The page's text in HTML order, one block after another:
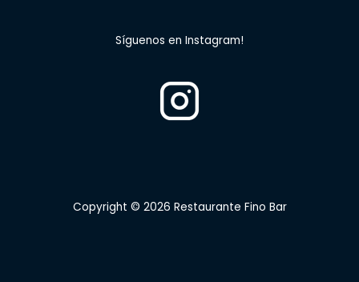
Síguenos en Instagram!
Copyright © 2026 Restaurante Fino Bar